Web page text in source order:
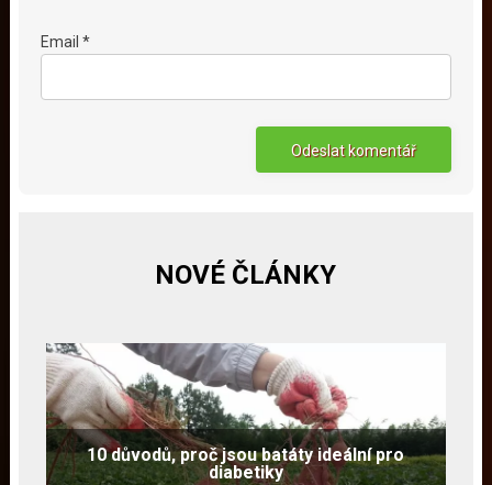
Email *
NOVÉ ČLÁNKY
10 důvodů, proč jsou batáty ideální pro
diabetiky